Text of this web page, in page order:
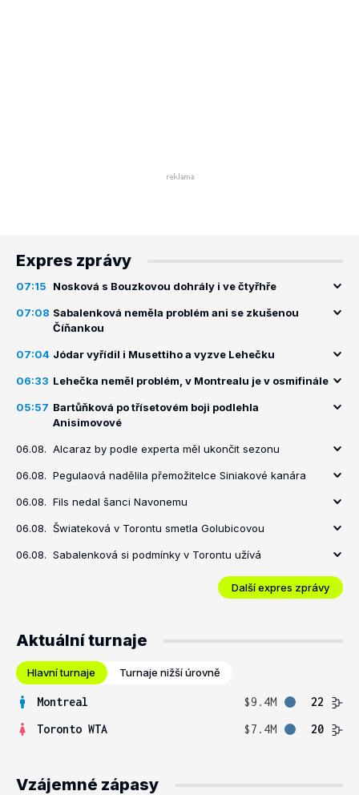
Expres zprávy
07:15 Nosková s Bouzkovou dohrály i ve čtyřhře
07:08 Sabalenková neměla problém ani se zkušenou
Číňankou
07:04 Jódar vyřídil i Musettiho a vyzve Lehečku
06:33 Lehečka neměl problém, v Montrealu je v osmifinále
05:57 Bartůňková po třísetovém boji podlehla
Anisimovové
06.08. Alcaraz by podle experta měl ukončit sezonu
06.08. Pegulaová nadělila přemožitelce Siniakové kanára
06.08. Fils nedal šanci Navonemu
06.08. Šwiateková v Torontu smetla Golubicovou
06.08. Sabalenková si podmínky v Torontu užívá
Další expres zprávy
Aktuální turnaje
Hlavní turnaje Turnaje nižší úrovně
Montreal $9.4M
22
Toronto WTA
$7.4M 20
Vzájemné zápasy